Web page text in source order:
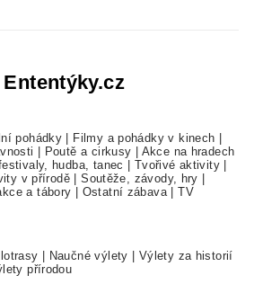
pohádky Filmy a pohádky v kinech
Poutě a cirkusy
Akce na hradech
hudba, tanec Tvořivé aktivity
v přírodě |Soutěže, závody, hry
a tábory Ostatní zábava|TV
Naučné výlety
Výlety za historií
přírodou